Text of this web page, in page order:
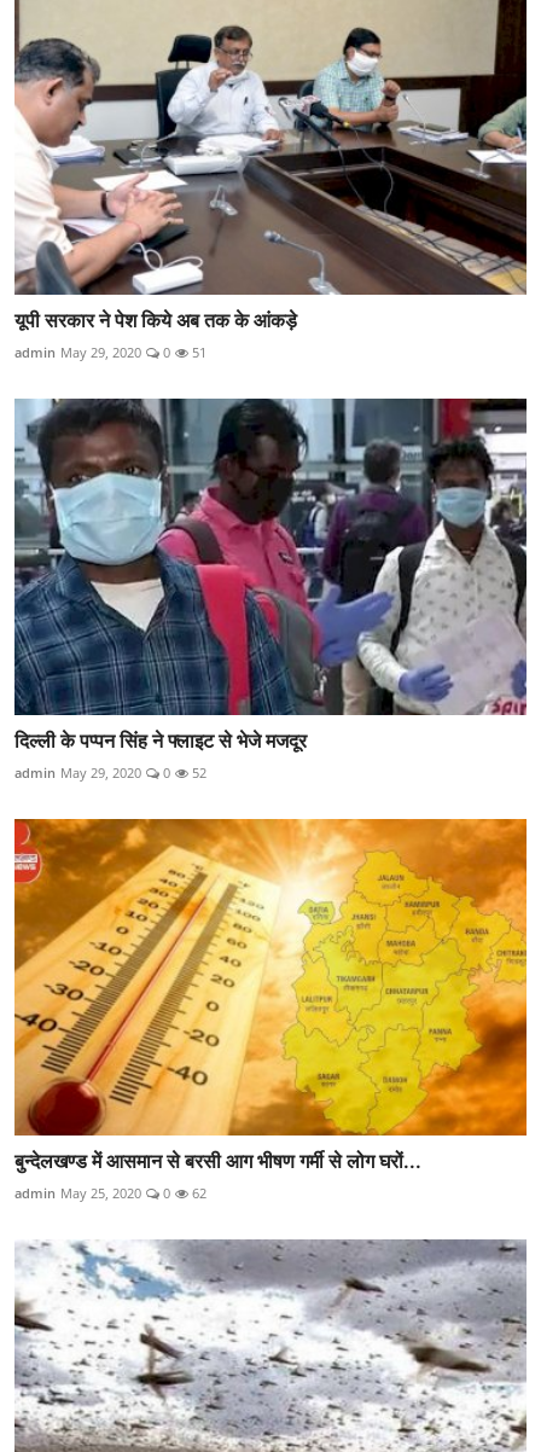
यूपी सरकार ने पेश किये अब तक के आंकड़े
admin May 29, 2020 0 51
दिल्ली के पप्पन सिंह ने फ्लाइट से भेजे मजदूर
admin May 29, 2020 0 52
बुन्देलखण्ड में आसमान से बरसी आग भीषण गर्मी से लोग घरों...
admin May 25, 2020 0 62